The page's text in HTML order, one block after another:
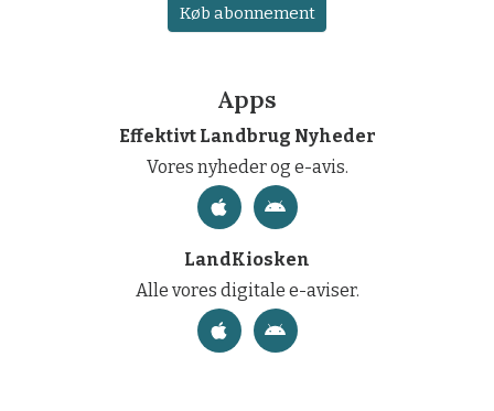
Køb abonnement
Apps
Effektivt Landbrug Nyheder
Vores nyheder og e-avis.
LandKiosken
Alle vores digitale e-aviser.